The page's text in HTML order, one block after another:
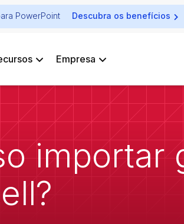
PowerPoint Descubra os benefícios
Empresa
importar